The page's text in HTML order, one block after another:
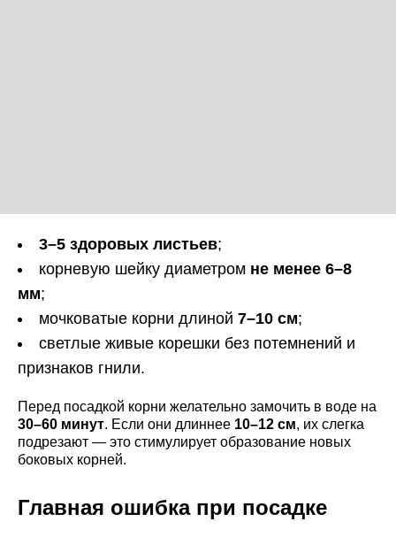
3–5 здоровых листьев;
корневую шейку диаметром не менее 6–8
мм;
мочковатые корни длиной 7–10 см;
светлые живые корешки без потемнений и
признаков гнили.
Перед посадкой корни желательно замочить в воде на
30–60 минут. Если они длиннее 10–12 см, их слегка
подрезают — это стимулирует образование новых
боковых корней.
Главная ошибка при посадке